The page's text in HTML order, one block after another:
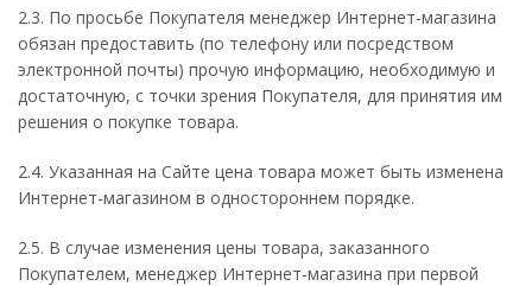
2.3. По просьбе Покупателя менеджер Интернет-магазина
обязан предоставить (по телефону или посредством
электронной почты) прочую информацию, необходимую и
достаточную, с точки зрения Покупателя, для принятия им
решения о покупке товара.
2.4. Указанная на Сайте цена товара может быть изменена
Интернет-магазином в одностороннем порядке.
2.5. В случае изменения цены товара, заказанного
Покупателем, менеджер Интернет-магазина при первой